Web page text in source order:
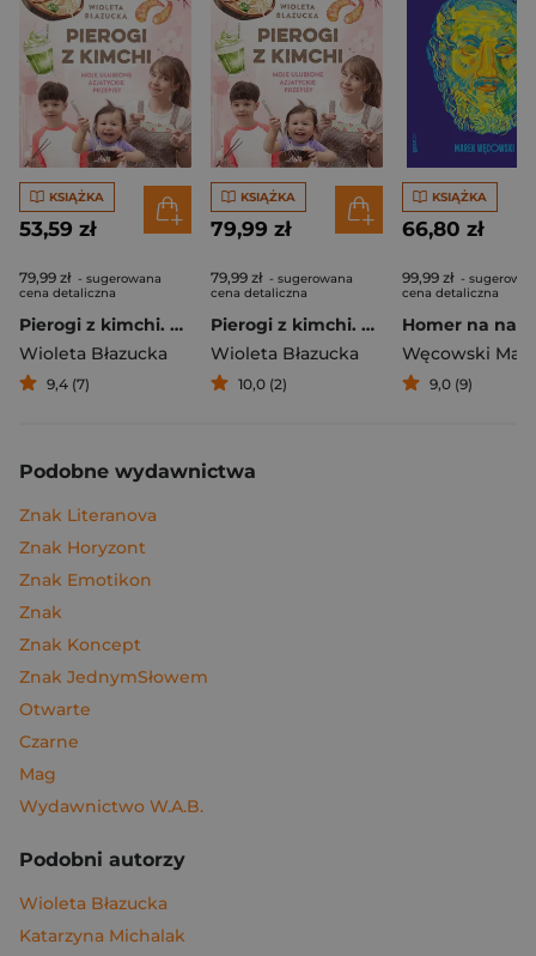
KSIĄŻKA
53,59 zł
79,99 zł - sugerowana
cena detaliczna
Pierogi z kimchi. Moje ulubione azjatyckie przepisy
Wioleta Błazucka
9,4 (7)
KSIĄŻKA
79,99 zł
79,99 zł - sugerowana
cena detaliczna
Pierogi z kimchi. Moje ulubione azjatyckie przepisy - książka z autografem
Wioleta Błazucka
10,0 (2)
KSIĄŻKA
66,80 zł
99,99 zł -
cena detaliczna
Węcowski
9,0 (9)
Podobne wydawnictwa
Znak Literanova
Znak Horyzont
Znak Emotikon
Znak
Znak Koncept
Znak JednymSłowem
Otwarte
Czarne
Mag
Wydawnictwo W.A.B.
Podobni autorzy
Wioleta Błazucka
Katarzyna Michalak